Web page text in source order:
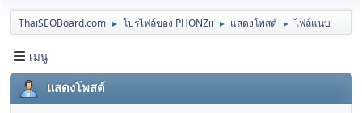
ThaiSEOBoard.com ► โปรไฟล์ของ PHONZii ► แสดงโพสต์ ► ไฟล์แนบ
เมนู
แสดงโพสต์